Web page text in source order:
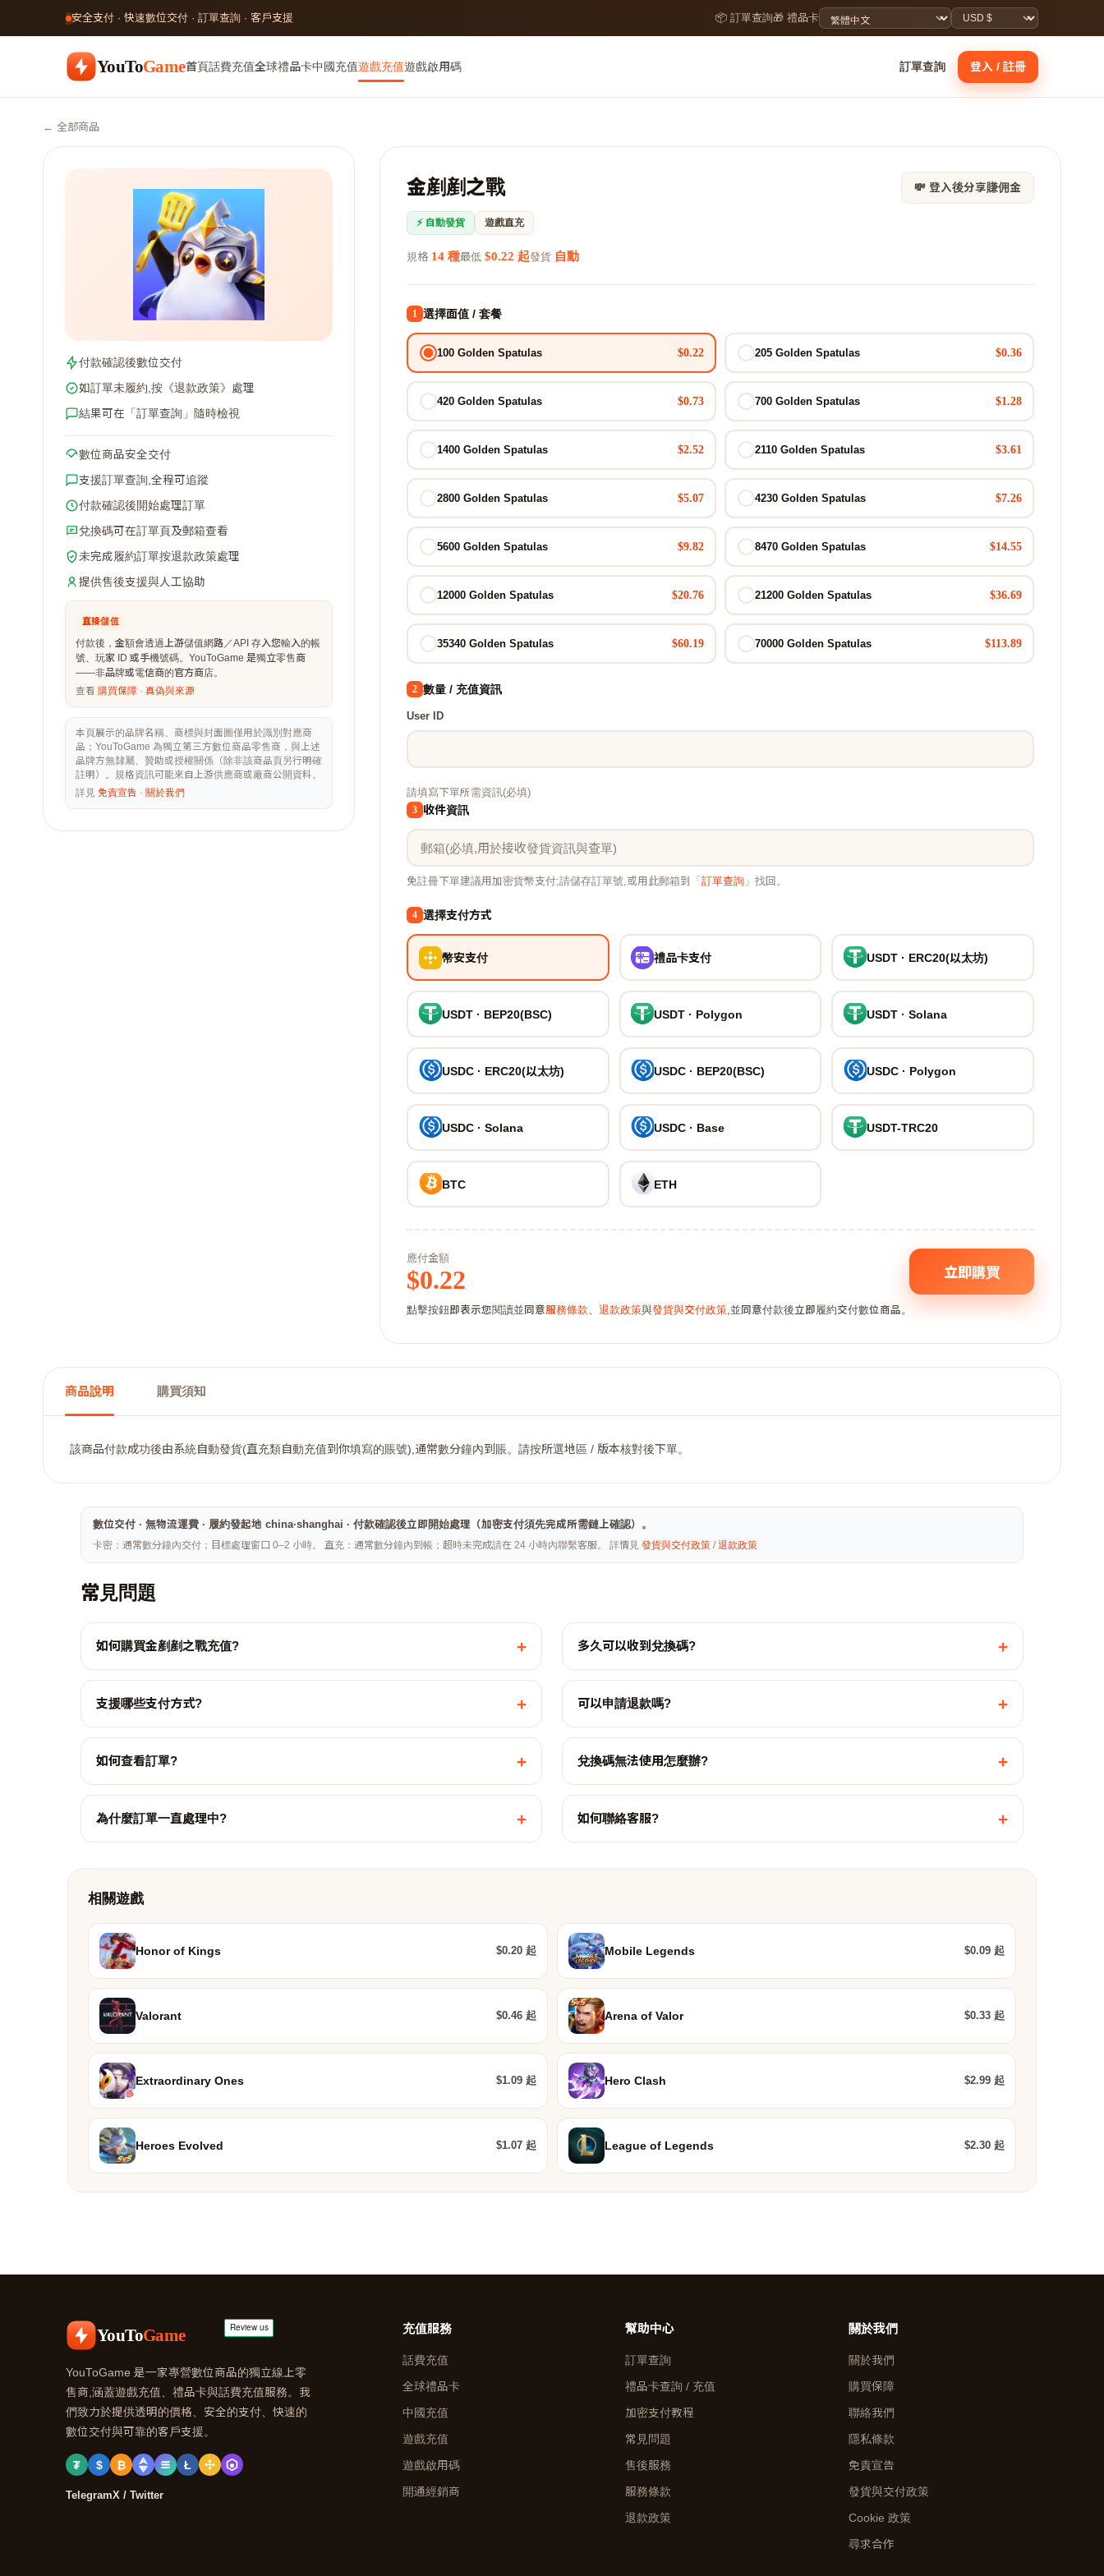
安全支付 · 快速數位交付 · 訂單查詢 · 客戶支援 📦 訂單查詢🎁 禮品卡
YouToGame首頁話費充值全球禮品卡中國充值遊戲充值遊戲啟用碼 訂單查詢 登入 / 註冊
← 全部商品
付款確認後數位交付
如訂單未履約,按《退款政策》處理
結果可在「訂單查詢」隨時檢視
數位商品安全交付
支援訂單查詢,全程可追蹤
付款確認後開始處理訂單
兌換碼可在訂單頁及郵箱查看
未完成履約訂單按退款政策處理
提供售後支援與人工協助
直接儲值
付款後，金額會透過上游儲值網路／API 存入您輸入的帳
號、玩家 ID 或手機號碼。YouToGame 是獨立零售商
——非品牌或電信商的官方商店。
查看 購買保障 · 真偽與來源
本頁展示的品牌名稱、商標與封面圖僅用於識別對應商
品；YouToGame 為獨立第三方數位商品零售商，與上述
品牌方無隸屬、贊助或授權關係（除非該商品頁另行明確
註明）。規格資訊可能來自上游供應商或廠商公開資料。
詳見 免責宣告 · 關於我們
💸 登入後分享賺佣金
金剷剷之戰
⚡ 自動發貨 遊戲直充
規格 14 種最低 $0.22 起發貨 自動
1 選擇面值 / 套餐
100 Golden Spatulas $0.22 205 Golden Spatulas $0.36
420 Golden Spatulas $0.73 700 Golden Spatulas $1.28
1400 Golden Spatulas $2.52 2110 Golden Spatulas $3.61
2800 Golden Spatulas $5.07 4230 Golden Spatulas $7.26
5600 Golden Spatulas $9.82 8470 Golden Spatulas $14.55
12000 Golden Spatulas $20.76 21200 Golden Spatulas $36.69
35340 Golden Spatulas $60.19 70000 Golden Spatulas $113.89
2 數量 / 充值資訊
User ID
請填寫下單所需資訊(必填)
3 收件資訊
免註冊下單建議用加密貨幣支付;請儲存訂單號,或用此郵箱到「 訂單查詢 」找回。
4 選擇支付方式
幣安支付 禮品卡支付 USDT · ERC20(以太坊)
USDT · BEP20(BSC) USDT · Polygon USDT · Solana
USDC · ERC20(以太坊) USDC · BEP20(BSC) USDC · Polygon
USDC · Solana USDC · Base USDT-TRC20
BTC ETH
應付金額
$0.22 立即購買
點擊按鈕即表示您閱讀並同意服務條款、 退款政策與發貨與交付政策,並同意付款後立即履約交付數位商品。
商品說明 購買須知
該商品付款成功後由系統自動發貨(直充類自動充值到你填寫的賬號),通常數分鐘內到賬。請按所選地區 / 版本核對後下單。
數位交付 · 無物流運費 · 履約發起地 china·shanghai · 付款確認後立即開始處理（加密支付須先完成所需鏈上確認）。
卡密：通常數分鐘內交付；目標處理窗口 0–2 小時。 直充：通常數分鐘內到帳；超時未完成請在 24 小時內聯繫客服。 詳情見 發貨與交付政策 /退款政策
常見問題
如何購買金剷剷之戰充值? + 多久可以收到兌換碼? +
支援哪些支付方式? + 可以申請退款嗎? +
如何查看訂單? + 兌換碼無法使用怎麼辦? +
為什麼訂單一直處理中? + 如何聯絡客服? +
相關遊戲
Honor of Kings $0.20 起 Mobile Legends $0.09 起
Valorant $0.46 起 Arena of Valor $0.33 起
Extraordinary Ones $1.09 起 Hero Clash $2.99 起
Heroes Evolved $1.07 起 League of Legends $2.30 起
YouToGame
YouToGame 是一家專營數位商品的獨立線上零
售商,涵蓋遊戲充值、禮品卡與話費充值服務。我
們致力於提供透明的價格、安全的支付、快速的
數位交付與可靠的客戶支援。
₮ $ ₿ Ł
TelegramX / Twitter
充值服務
話費充值
全球禮品卡
中國充值
遊戲充值
遊戲啟用碼
開通經銷商
幫助中心
訂單查詢
禮品卡查詢 / 充值
加密支付教程
常見問題
售後服務
服務條款
退款政策
關於我們
關於我們
購買保障
聯絡我們
隱私條款
免責宣告
發貨與交付政策
Cookie 政策
尋求合作